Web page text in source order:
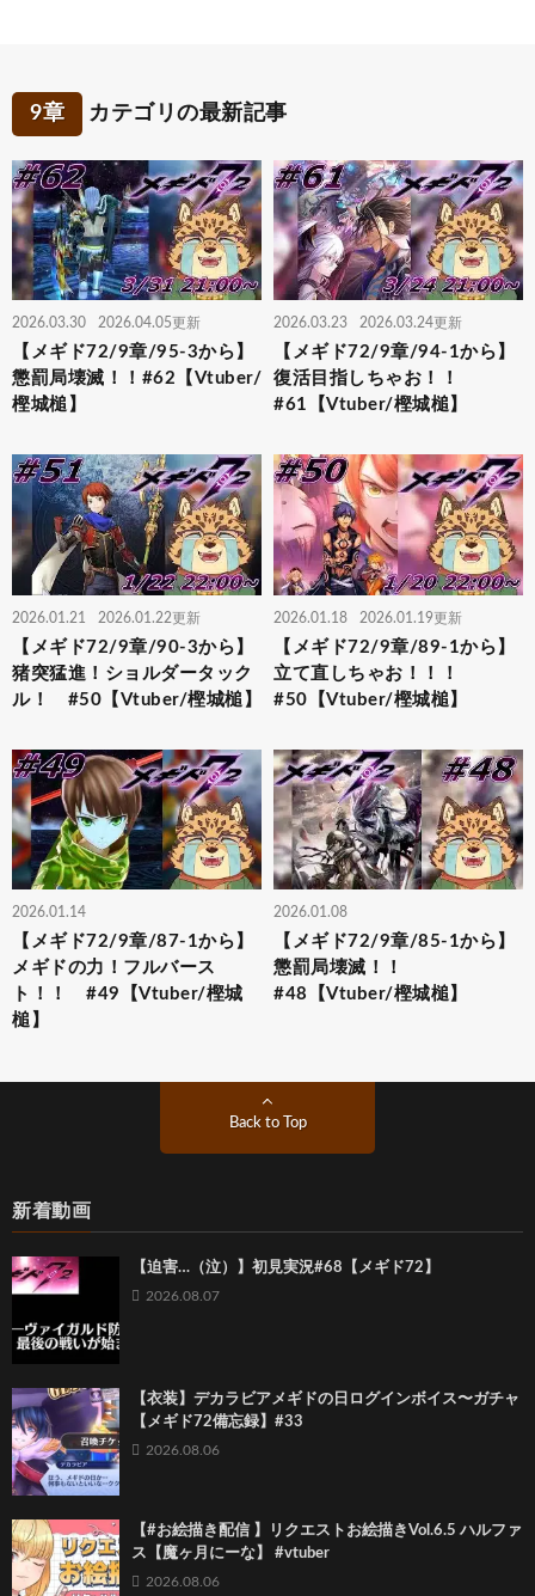
9章 カテゴリの最新記事
2026.03.30 2026.04.05更新
【メギド72/9章/95-3から】
懲罰局壊滅！！#62【Vtuber/
樫城槌】
2026.03.23 2026.03.24更新
【メギド72/9章/94-1から】
復活目指しちゃお！！
#61【Vtuber/樫城槌】
2026.01.21 2026.01.22更新
【メギド72/9章/90-3から】
猪突猛進！ショルダータック
ル！ #50【Vtuber/樫城槌】
2026.01.18 2026.01.19更新
【メギド72/9章/89-1から】
立て直しちゃお！！！
#50【Vtuber/樫城槌】
2026.01.14
【メギド72/9章/87-1から】
メギドの力！フルバース
ト！！ #49【Vtuber/樫城
槌】
2026.01.08
【メギド72/9章/85-1から】
懲罰局壊滅！！
#48【Vtuber/樫城槌】
Back to Top
新着動画
【迫害…（泣）】初見実況#68【メギド72】
2026.08.07
【衣装】デカラビアメギドの日ログインボイス〜ガチャ
【メギド72備忘録】#33
2026.08.06
【#お絵描き配信 】リクエストお絵描きVol.6.5 ハルファ
ス【魔ヶ月にーな】 #vtuber
2026.08.06